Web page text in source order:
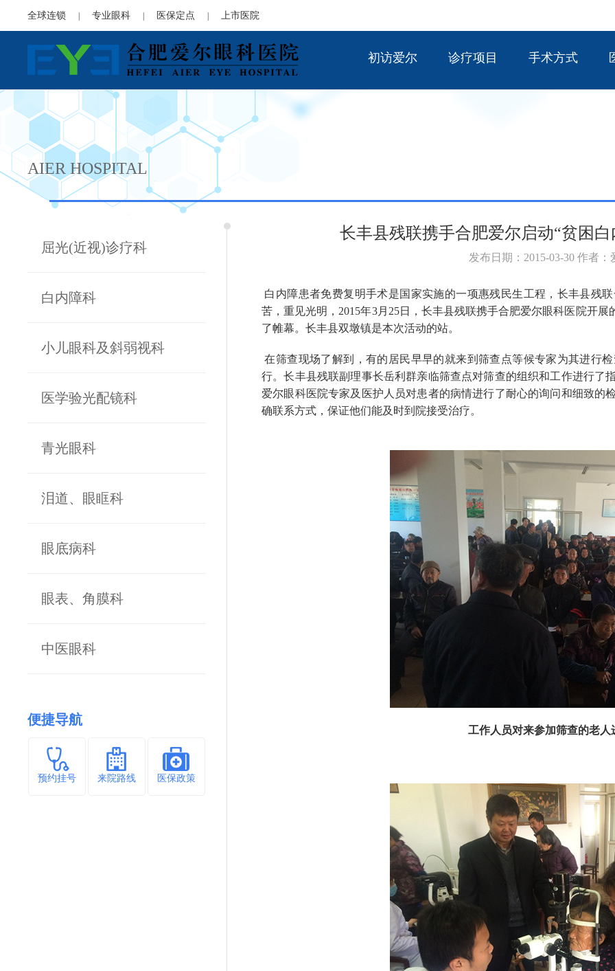
全球连锁 | 专业眼科 | 医保定点 | 上市医院
初访爱尔 诊疗项目 手术方式
AIER HOSPITAL
屈光(近视)诊疗科
白内障科
小儿眼科及斜弱视科
医学验光配镜科
青光眼科
泪道、眼眶科
眼底病科
眼表、角膜科
中医眼科
便捷导航
预约挂号 来院路线 医保政策
长丰县残联携手合肥爱尔启动“贫困
发布日期：2015-03-30 作者：
白内障患者免费复明手术是国家实施的一项惠残民生工程，长丰县残
苦，重见光明，2015年3月25日，长丰县残联携手合肥爱尔眼科医院开
了帷幕。长丰县双墩镇是本次活动的站。
在筛查现场了解到，有的居民早早的就来到筛查点等候专家为其进行
行。长丰县残联副理事长岳利群亲临筛查点对筛查的组织和工作进行了
爱尔眼科医院专家及医护人员对患者的病情进行了耐心的询问和细致的
确联系方式，保证他们能及时到院接受治疗。
工作人员对来参加筛查的老人